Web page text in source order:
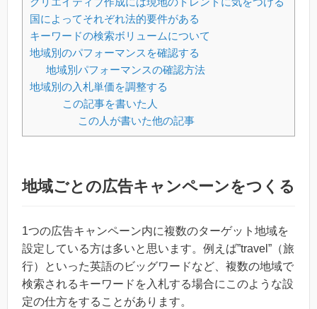
国によってそれぞれ法的要件がある
キーワードの検索ボリュームについて
地域別のパフォーマンスを確認する
地域別パフォーマンスの確認方法
地域別の入札単価を調整する
この記事を書いた人
この人が書いた他の記事
地域ごとの広告キャンペーンをつくる
1つの広告キャンペーン内に複数のターゲット地域を
設定している方は多いと思います。例えば”travel”（旅
行）といった英語のビッグワードなど、複数の地域で
検索されるキーワードを入札する場合にこのような設
定の仕方をすることがあります。